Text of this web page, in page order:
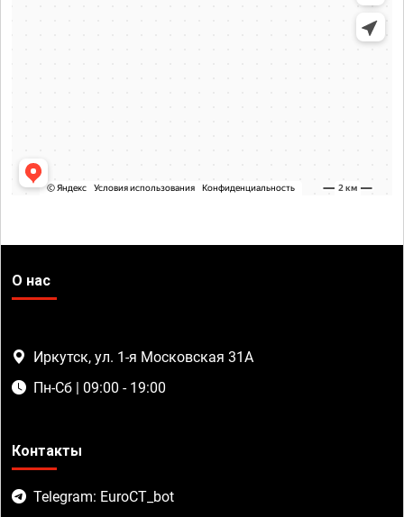
О нас
Иркутск, ул. 1-я Московская 31А
Пн-Сб | 09:00 - 19:00
Контакты
Telegram: EuroCT_bot